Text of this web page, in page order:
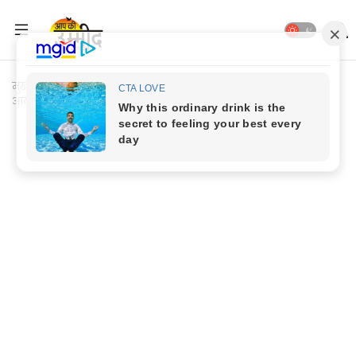
मुख्यपृष्ठ Jaunpur Update
Jaunpur News: बीआरपी कालेज में
आयोजित 111वीं दो दिवसीय वार्षिक खेलकूद प्रतियोगिता सम्पन्न